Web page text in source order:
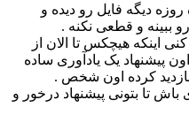
دیگه فایل رو دیده و
ببینه و قطعی نکنه .
اینکه هیچکس تا الان از
پیشنهاد یک یادآوری ساده
کرده اون شخص .
تا بتونی پیشنهاد درخور و